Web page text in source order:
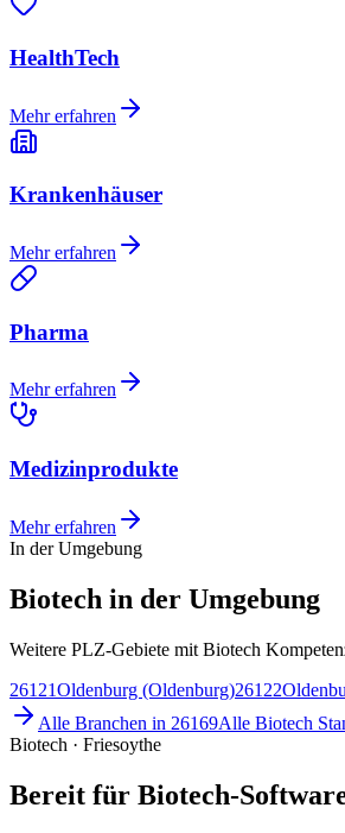
HealthTech
Mehr erfahren
Krankenhäuser
Mehr erfahren
Pharma
Mehr erfahren
Medizinprodukte
Mehr erfahren
In der Umgebung
Biotech in der Umgebung
Weitere PLZ-Gebiete mit Biotech
26121Oldenburg (Oldenburg)26122
Alle Branchen in 26169Alle Biotech
Biotech · Friesoythe
Bereit für Biotech-